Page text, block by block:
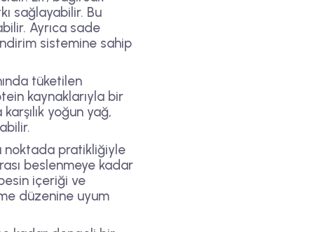
sağlayabilir. Bu
Ayrıca sade
sistemine sahip
tüketilen
kaynaklarıyla bir
yoğun yağ,
noktada pratikliğiyle
beslenmeye kadar
içeriği ve
düzenine uyum